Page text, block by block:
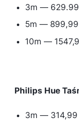
3m — 629.99
5m — 899,99
10m —
Philips Hue
3m — 314,99